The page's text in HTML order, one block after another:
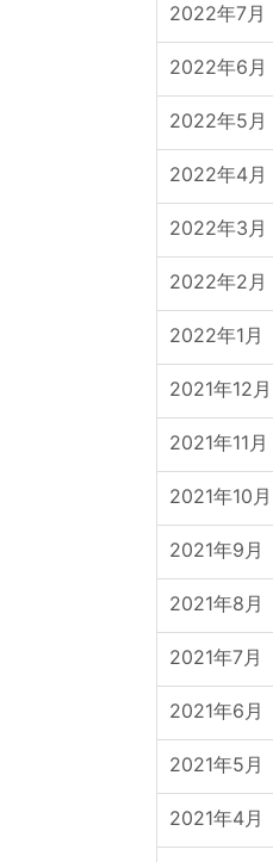
2022年7月
2022年6月
2022年5月
2022年4月
2022年3月
2022年2月
2022年1月
2021年12月
2021年11月
2021年10月
2021年9月
2021年8月
2021年7月
2021年6月
2021年5月
2021年4月